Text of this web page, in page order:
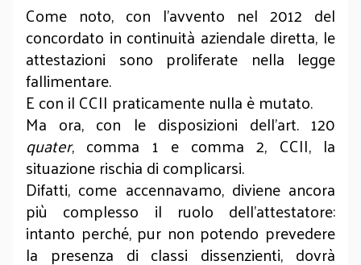
Come noto, con l’avvento nel 2012 del
concordato in continuità aziendale diretta, le
attestazioni sono proliferate nella legge
fallimentare.
E con il CCII praticamente nulla è mutato.
Ma ora, con le disposizioni dell’art. 120
quater, comma 1 e comma 2, CCII, la
situazione rischia di complicarsi.
Difatti, come accennavamo, diviene ancora
più complesso il ruolo dell’attestatore:
intanto perché, pur non potendo prevedere
la presenza di classi dissenzienti, dovrà